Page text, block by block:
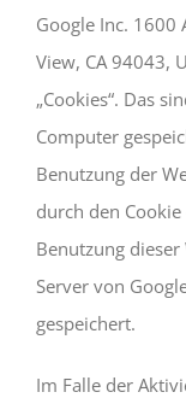
Google Inc. 1600
View, CA 94043,
„Cookies“. Das
Computer
Benutzung der
durch den
Benutzung
Server von
gespeichert.
Im Falle der